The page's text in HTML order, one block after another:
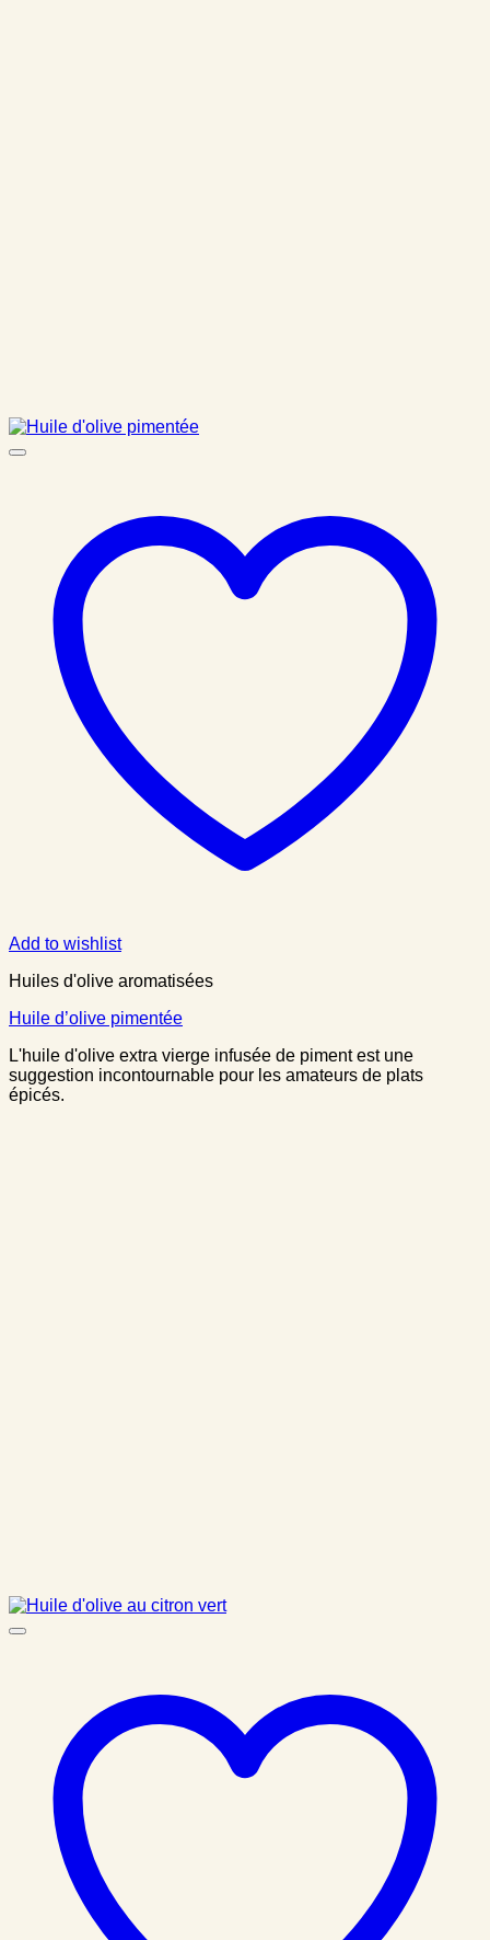
Add to wishlist
Huiles d'olive aromatisées
Huile d’olive pimentée
L'huile d'olive extra vierge infusée de piment est une
suggestion incontournable pour les amateurs de plats
épicés.